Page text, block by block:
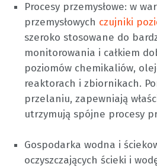
Procesy przemysłowe: w
przemysłowych czujniki
szeroko stosowane do
monitorowania i całkiem
poziomów chemikaliów,
reaktorach i zbiornikach.
przelaniu, zapewniają
utrzymują spójne procesy
Gospodarka wodna i
oczyszczających ścieki i